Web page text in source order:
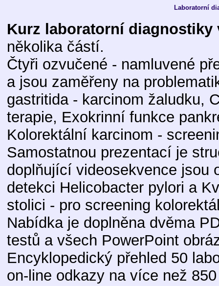
Laboratorní
Kurz laboratorní
několika částí.
Čtyři ozvučené - namluvené
a jsou zaměřeny na
gastritida - karcinom žaludku,
terapie, Exokrinní funkce
Kolorektální karcinom -
Samostatnou prezentací je
doplňující videosekvence jsou
detekci Helicobacter pylori a
stolici - pro screening
Nabídka je doplněna dvěma
testů a všech PowerPoint
Encyklopedický přehled 50
on-line odkazy na více než